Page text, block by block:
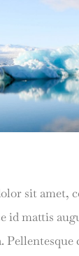
sit amet,
id mattis
Pellentesque